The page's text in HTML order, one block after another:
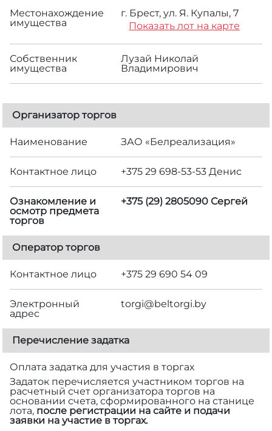
Местонахождение
имущества
г. Брест, ул. Я. Купалы, 7
Показать лот на карте
Собственник
имущества
Лузай Николай
Владимирович
Организатор торгов
Наименование ЗАО «Белреализация»
Контактное лицо +375 29 698-53-53 Денис
Ознакомление и
осмотр предмета
торгов
+375 (29) 2805090 Сергей
Оператор торгов
Контактное лицо +375 29 690 54 09
Электронный
адрес
torgi@beltorgi.by
Перечисление задатка
Оплата задатка для участия в торгах
Задаток перечисляется участником торгов на
расчетный счет организатора торгов на
основании счета, сформированного на станице
лота, после регистрации на сайте и подачи
заявки на участие в торгах.